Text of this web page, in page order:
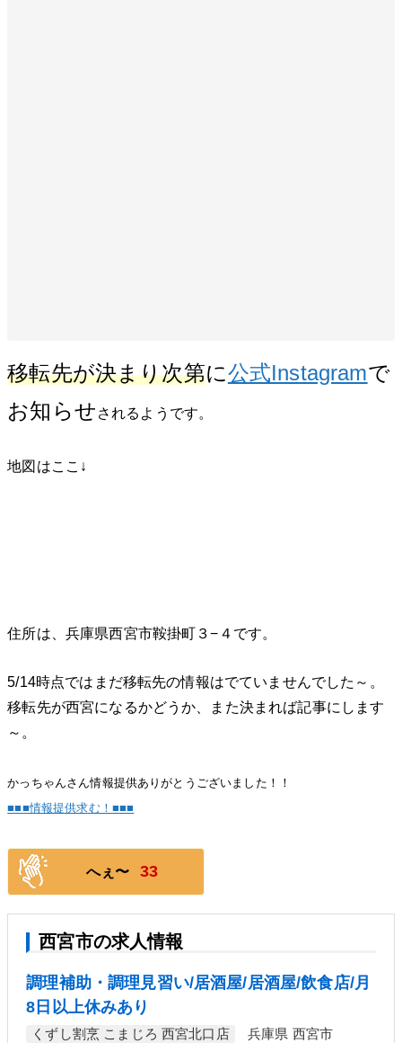
移転先が決まり次第に公式Instagramで
お知らせ されるようです。
地図はここ↓
住所は、兵庫県西宮市鞍掛町３−４です。
5/14時点ではまだ移転先の情報はでていませんでした～。
移転先が西宮になるかどうか、また決まれば記事にします
～。
かっちゃんさん情報提供ありがとうございました！！
■■■情報提供求む！■■■
へぇ〜 33
西宮市の求人情報
調理補助・調理見習い/居酒屋/居酒屋/飲食店/月
8日以上休みあり
くずし割烹 こまじろ 西宮北口店
兵庫県 西宮市